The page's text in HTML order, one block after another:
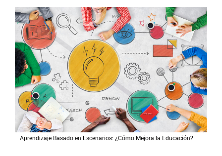
Aprendizaje Basado en Escenarios: ¿Cómo Mejora la Educación?